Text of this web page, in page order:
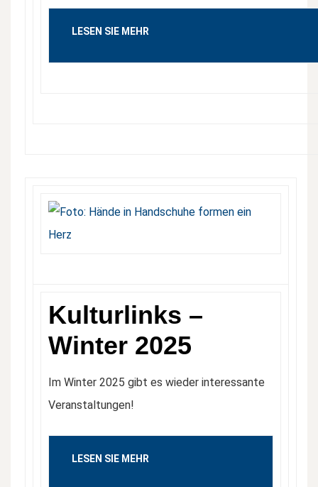
LESEN SIE MEHR
Kulturlinks –
Winter 2025
Im Winter 2025 gibt es wieder interessante
Veranstaltungen!
LESEN SIE MEHR